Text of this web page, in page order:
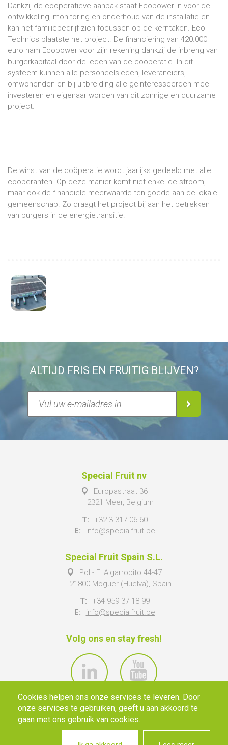
Cookies helpen ons onze services te leveren. Door
onze services te gebruiken, geeft u aan akkoord te
gaan met ons gebruik van cookies.
Dankzij de coöperatieve aanpak staat Ecopower in voor de
ontwikkeling, monitoring en onderhoud van de installatie en
kan het familiebedrijf zich focussen op de kerntaken. Eco
Technics plaatste het project. De financiering van 420.000
euro nam Ecopower voor zijn rekening dankzij de inbreng van
burgerkapitaal door de leden van de coöperatie. In dit
systeem kunnen alle personeelsleden, leveranciers,
omwonenden en bij uitbreiding alle geïnteresseerden mee
investeren en eigenaar worden van dit zonnige en duurzame
project.
De winst van de coöperatie wordt jaarlijks gedeeld met alle
coöperanten. Op deze manier komt niet enkel de stroom,
maar ook de financiële meerwaarde ten goede aan de lokale
gemeenschap. Zo draagt het project bij aan het betrekken
van burgers in de energietransitie.
ALTIJD FRIS EN FRUITIG BLIJVEN?
Special Fruit nv
Europastraat 36
2321 Meer, Belgium
T:
+32 3 317 06 60
E:
info@specialfruit.be
Special Fruit Spain S.L.
Pol - El Algarrobito 44-47
21800 Moguer (Huelva), Spain
T:
+34 959 37 18 99
E:
info@specialfruit.be
Volg ons en stay fresh!